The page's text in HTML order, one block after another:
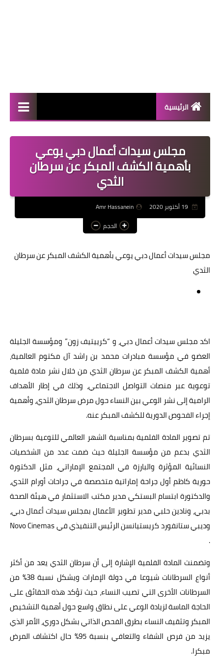
الرئيسية
منوعات
فعاليات
صحة
عالم المرأة
فن وثقافة
أخبار العالم
مجلس سيدات أعمال دبي يوعي
بأهمية الكشف المبكر عن سرطان
الثدي
Amr Hassanein
الحجم
مجلس سيدات أعمال دبي يوعي بأهمية الكشف المبكر عن سرطان
الثدي
اكد مجلس سيدات أعمال دبي، و “كرييتيف زون” ومؤسسة الجليلة
العضو في مؤسسة مبادرات محمد بن راشد آل مكتوم العالمية،
أهمية الكشف المبكر عن سرطان الثدي من خلال نشر مادة فلمية
توعوية عبر منصات التواصل الاجتماعي، وذلك في إطار الأهداف
الرامية إلى نشر الوعي بين النساء حول مرض سرطان الثدي، وأهمية
إجراء الفحوص الدورية للكشف المبكر عنه.
تم تصوير المادة الفلمية بمناسبة الشهر العالمي للتوعية بسرطان
الثدي بدعم من مؤسسة الجليلة حيث ضمت عدد من الشخصيات
النسائية المؤثرة والبارزة في المجتمع الإماراتي، مثل الدكتورة
حورية كاظم أول جراحة إماراتية متخصصة في جراحات أورام الثدي،
والدكتورة ابتسام البستكي مدير مكتب الاستثمار في هيئة الصحة
بدبي، ونادين حلبي مدير تطوير الأعمال بمجلس سيدات أعمال دبي،
وديبي ستانفورد كريستيانسن الرئيس التنفيذي في Novo Cinemas
.
وتضمنت المادة الفلمية الإشارة إلى أن سرطان الثدي يعد من أكثر
أنواع السرطانات شيوعا في دولة الإمارات ويشكل نسبة 38% من
السرطانات الأخرى التي تصيب النساء، حيث تؤكد هذه الحقائق على
الحاجة الماسة لزيادة الوعي على نطاق واسع حول أهمية التشخيص
المبكر وتثقيف النساء بطرق الفحص الذاتي بشكل دوري، الأمر الذي
يزيد من فرص الشفاء والتعافي بنسبة 95% حال اكتشاف المرض
مبكرا.